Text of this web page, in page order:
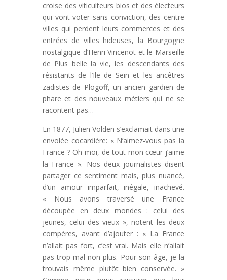
croise des viticulteurs bios et des électeurs
qui vont voter sans conviction, des centre
villes qui perdent leurs commerces et des
entrées de villes hideuses, la Bourgogne
nostalgique d’Henri Vincenot et le Marseille
de Plus belle la vie, les descendants des
résistants de l’Ile de Sein et les ancêtres
zadistes de Plogoff, un ancien gardien de
phare et des nouveaux métiers qui ne se
racontent pas…
En 1877, Julien Volden s’exclamait dans une
envolée cocardière: « N’aimez-vous pas la
France ? Oh moi, de tout mon cœur j’aime
la France ». Nos deux journalistes disent
partager ce sentiment mais, plus nuancé,
d’un amour imparfait, inégale, inachevé.
« Nous avons traversé une France
découpée en deux mondes : celui des
jeunes, celui des vieux », notent les deux
compères, avant d’ajouter : « La France
n’allait pas fort, c’est vrai. Mais elle n’allait
pas trop mal non plus. Pour son âge, je la
trouvais même plutôt bien conservée. »